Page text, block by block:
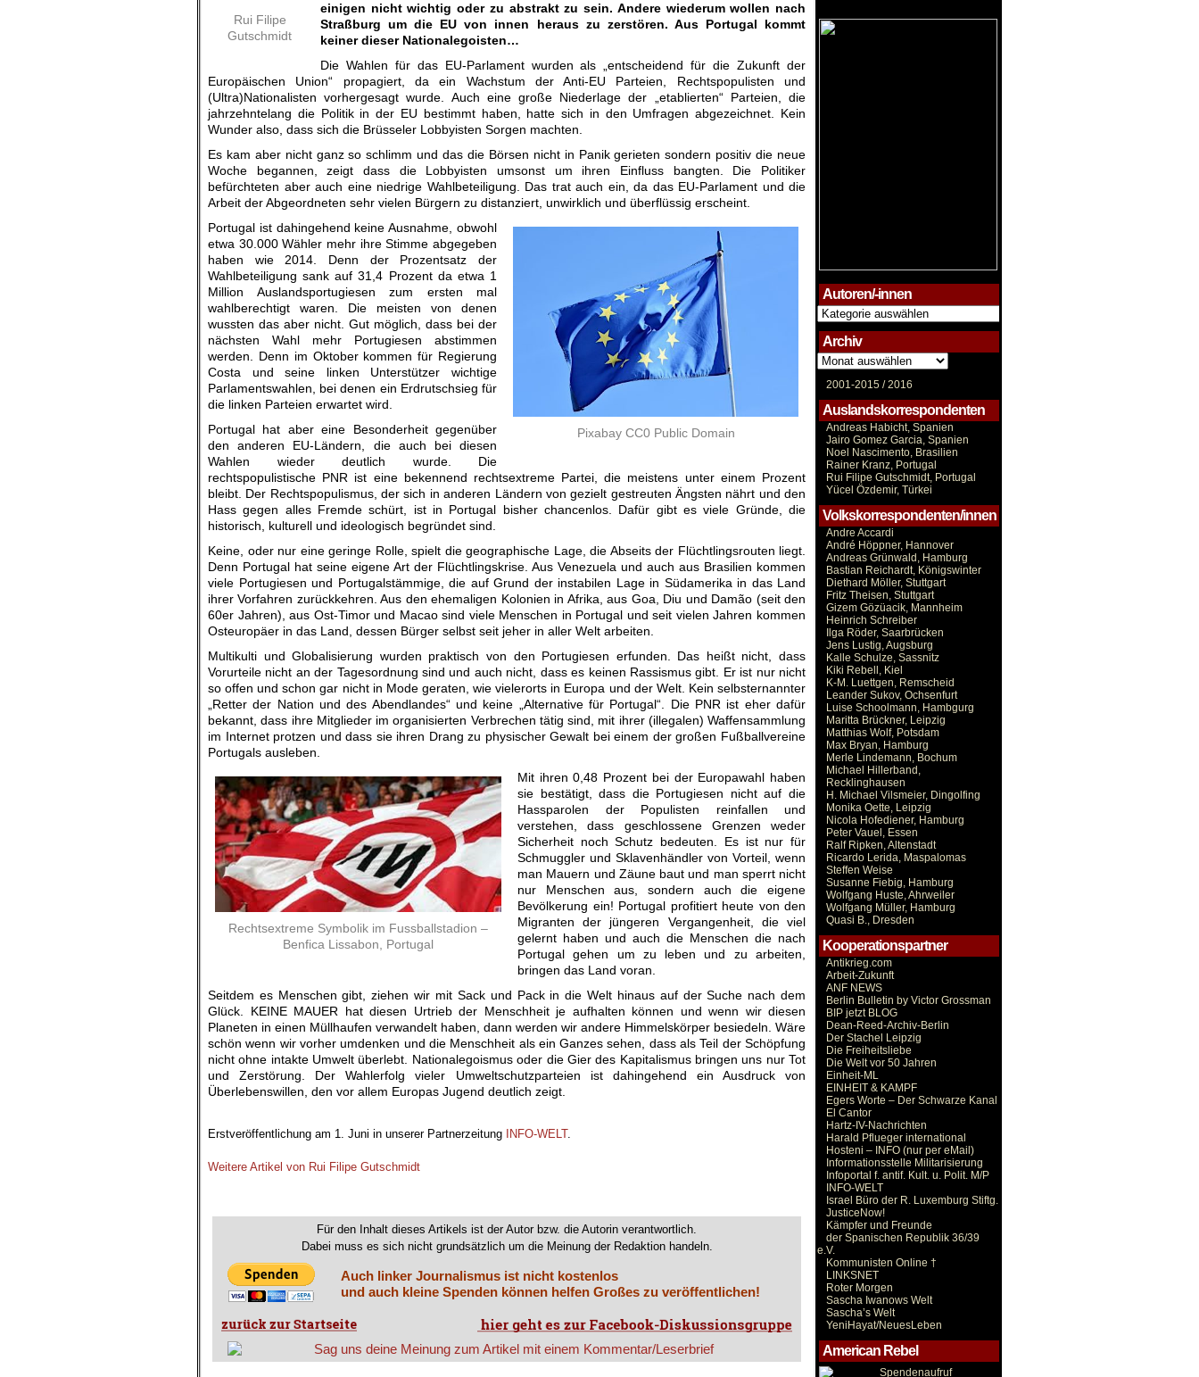
Rui Filipe
Gutschmidt
einigen nicht wichtig oder zu abstrakt zu sein. Andere wiederum wollen nach
Straßburg um die EU von innen heraus zu zerstören. Aus Portugal kommt
keiner dieser Nationalegoisten…
Die Wahlen für das EU-Parlament wurden als „entscheidend für die Zukunft der
Europäischen Union“ propagiert, da ein Wachstum der Anti-EU Parteien, Rechtspopulisten und
(Ultra)Nationalisten vorhergesagt wurde. Auch eine große Niederlage der „etablierten“ Parteien, die
jahrzehntelang die Politik in der EU bestimmt haben, hatte sich in den Umfragen abgezeichnet. Kein
Wunder also, dass sich die Brüsseler Lobbyisten Sorgen machten.
Es kam aber nicht ganz so schlimm und das die Börsen nicht in Panik gerieten sondern positiv die neue
Woche begannen, zeigt dass die Lobbyisten umsonst um ihren Einfluss bangten. Die Politiker
befürchteten aber auch eine niedrige Wahlbeteiligung. Das trat auch ein, da das EU-Parlament und die
Arbeit der Abgeordneten sehr vielen Bürgern zu distanziert, unwirklich und überflüssig erscheint.
Pixabay CC0 Public Domain
Portugal ist dahingehend keine Ausnahme, obwohl
etwa 30.000 Wähler mehr ihre Stimme abgegeben
haben wie 2014. Denn der Prozentsatz der
Wahlbeteiligung sank auf 31,4 Prozent da etwa 1
Million Auslandsportugiesen zum ersten mal
wahlberechtigt waren. Die meisten von denen
wussten das aber nicht. Gut möglich, dass bei der
nächsten Wahl mehr Portugiesen abstimmen
werden. Denn im Oktober kommen für Regierung
Costa und seine linken Unterstützer wichtige
Parlamentswahlen, bei denen ein Erdrutschsieg für
die linken Parteien erwartet wird.
Portugal hat aber eine Besonderheit gegenüber
den anderen EU-Ländern, die auch bei diesen
Wahlen wieder deutlich wurde. Die
rechtspopulistische PNR ist eine bekennend rechtsextreme Partei, die meistens unter einem Prozent
bleibt. Der Rechtspopulismus, der sich in anderen Ländern von gezielt gestreuten Ängsten nährt und den
Hass gegen alles Fremde schürt, ist in Portugal bisher chancenlos. Dafür gibt es viele Gründe, die
historisch, kulturell und ideologisch begründet sind.
Keine, oder nur eine geringe Rolle, spielt die geographische Lage, die Abseits der Flüchtlingsrouten liegt.
Denn Portugal hat seine eigene Art der Flüchtlingskrise. Aus Venezuela und auch aus Brasilien kommen
viele Portugiesen und Portugalstämmige, die auf Grund der instabilen Lage in Südamerika in das Land
ihrer Vorfahren zurückkehren. Aus den ehemaligen Kolonien in Afrika, aus Goa, Diu und Damão (seit den
60er Jahren), aus Ost-Timor und Macao sind viele Menschen in Portugal und seit vielen Jahren kommen
Osteuropäer in das Land, dessen Bürger selbst seit jeher in aller Welt arbeiten.
Multikulti und Globalisierung wurden praktisch von den Portugiesen erfunden. Das heißt nicht, dass
Vorurteile nicht an der Tagesordnung sind und auch nicht, dass es keinen Rassismus gibt. Er ist nur nicht
so offen und schon gar nicht in Mode geraten, wie vielerorts in Europa und der Welt. Kein selbsternannter
„Retter der Nation und des Abendlandes“ und keine „Alternative für Portugal“. Die PNR ist eher dafür
bekannt, dass ihre Mitglieder im organisierten Verbrechen tätig sind, mit ihrer (illegalen) Waffensammlung
im Internet protzen und dass sie ihren Drang zu physischer Gewalt bei einem der großen Fußballvereine
Portugals ausleben.
Rechtsextreme Symbolik im Fussballstadion –
Benfica Lissabon, Portugal
Mit ihren 0,48 Prozent bei der Europawahl haben
sie bestätigt, dass die Portugiesen nicht auf die
Hassparolen der Populisten reinfallen und
verstehen, dass geschlossene Grenzen weder
Sicherheit noch Schutz bedeuten. Es ist nur für
Schmuggler und Sklavenhändler von Vorteil, wenn
man Mauern und Zäune baut und man sperrt nicht
nur Menschen aus, sondern auch die eigene
Bevölkerung ein! Portugal profitiert heute von den
Migranten der jüngeren Vergangenheit, die viel
gelernt haben und auch die Menschen die nach
Portugal gehen um zu leben und zu arbeiten,
bringen das Land voran.
Seitdem es Menschen gibt, ziehen wir mit Sack und Pack in die Welt hinaus auf der Suche nach dem
Glück. KEINE MAUER hat diesen Urtrieb der Menschheit je aufhalten können und wenn wir diesen
Planeten in einen Müllhaufen verwandelt haben, dann werden wir andere Himmelskörper besiedeln. Wäre
schön wenn wir vorher umdenken und die Menschheit als ein Ganzes sehen, dass als Teil der Schöpfung
nicht ohne intakte Umwelt überlebt. Nationalegoismus oder die Gier des Kapitalismus bringen uns nur Tot
und Zerstörung. Der Wahlerfolg vieler Umweltschutzparteien ist dahingehend ein Ausdruck von
Überlebenswillen, den vor allem Europas Jugend deutlich zeigt.
Erstveröffentlichung am 1. Juni in unserer Partnerzeitung
INFO-WELT.
Weitere Artikel von Rui Filipe Gutschmidt
Für den Inhalt dieses Artikels ist der Autor bzw. die Autorin verantwortlich.
Dabei muss es sich nicht grundsätzlich um die Meinung der Redaktion handeln.
Auch linker Journalismus ist nicht kostenlos
und auch kleine Spenden können helfen Großes zu veröffentlichen!
Autoren/-innen
Autoren/-
innen
Archiv
Archiv
2001-2015 /2016
Auslandskorrespondenten
Andreas Habicht, Spanien
Jairo Gomez Garcia, Spanien
Noel Nascimento, Brasilien
Rainer Kranz, Portugal
Rui Filipe Gutschmidt, Portugal
Yücel Özdemir, Türkei
Volkskorrespondenten/innen
Andre Accardi
André Höppner, Hannover
Andreas Grünwald, Hamburg
Bastian Reichardt, Königswinter
Diethard Möller, Stuttgart
Fritz Theisen, Stuttgart
Gizem Gözüacik, Mannheim
Heinrich Schreiber
Ilga Röder, Saarbrücken
Jens Lustig, Augsburg
Kalle Schulze, Sassnitz
Kiki Rebell, Kiel
K-M. Luettgen, Remscheid
Leander Sukov, Ochsenfurt
Luise Schoolmann, Hambgurg
Maritta Brückner, Leipzig
Matthias Wolf, Potsdam
Max Bryan, Hamburg
Merle Lindemann, Bochum
Michael Hillerband,
Recklinghausen
H. Michael Vilsmeier, Dingolfing
Monika Oette, Leipzig
Nicola Hofediener, Hamburg
Peter Vauel, Essen
Ralf Ripken, Altenstadt
Ricardo Lerida, Maspalomas
Steffen Weise
Susanne Fiebig, Hamburg
Wolfgang Huste, Ahrweiler
Wolfgang Müller, Hamburg
Quasi B., Dresden
Kooperationspartner
Antikrieg.com
Arbeit-Zukunft
ANF NEWS
Berlin Bulletin by Victor Grossman
BIP jetzt BLOG
Dean-Reed-Archiv-Berlin
Der Stachel Leipzig
Die Freiheitsliebe
Die Welt vor 50 Jahren
Einheit-ML
EINHEIT & KAMPF
Egers Worte – Der Schwarze Kanal
El Cantor
Hartz-IV-Nachrichten
Harald Pflueger international
Hosteni – INFO (nur per eMail)
Informationsstelle Militarisierung
Infoportal f. antif. Kult. u. Polit. M/P
INFO-WELT
Israel Büro der R. Luxemburg Stiftg.
JusticeNow!
Kämpfer und Freunde
der Spanischen Republik 36/39
e.V.
Kommunisten Online †
LINKSNET
Roter Morgen
Sascha Iwanows Welt
Sascha’s Welt
YeniHayat/NeuesLeben
American Rebel